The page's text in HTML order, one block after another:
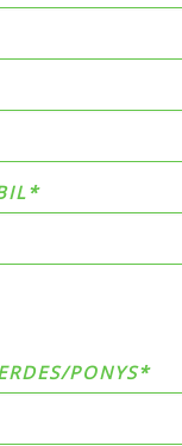
FELD LEER.
PONYS*